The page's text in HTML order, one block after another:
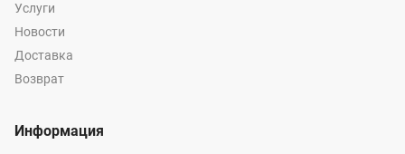
Услуги
Новости
Доставка
Возврат
Информация